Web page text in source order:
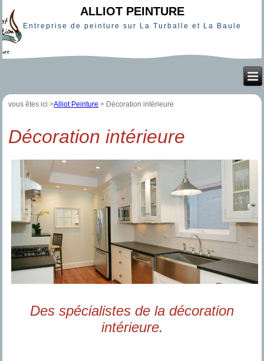
ALLIOT PEINTURE
Entreprise de peinture sur La Turballe et La Baule
vous êtes ici >Alliot Peinture > Décoration intérieure
Décoration intérieure
Des spécialistes de la décoration
intérieure.